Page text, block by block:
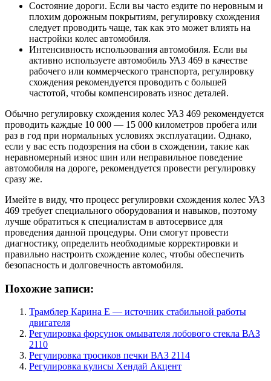
Состояние дороги. Если вы часто ездите по неровным и
плохим дорожным покрытиям, регулировку схождения
следует проводить чаще, так как это может влиять на
настройки колес автомобиля.
Интенсивность использования автомобиля. Если вы
активно используете автомобиль УАЗ 469 в качестве
рабочего или коммерческого транспорта, регулировку
схождения рекомендуется проводить с большей
частотой, чтобы компенсировать износ деталей.
Обычно регулировку схождения колес УАЗ 469 рекомендуется
проводить каждые 10 000 — 15 000 километров пробега или
раз в год при нормальных условиях эксплуатации. Однако,
если у вас есть подозрения на сбои в схождении, такие как
неравномерный износ шин или неправильное поведение
автомобиля на дороге, рекомендуется провести регулировку
сразу же.
Имейте в виду, что процесс регулировки схождения колес УАЗ
469 требует специального оборудования и навыков, поэтому
лучше обратиться к специалистам в автосервисе для
проведения данной процедуры. Они смогут провести
диагностику, определить необходимые корректировки и
правильно настроить схождение колес, чтобы обеспечить
безопасность и долговечность автомобиля.
Похожие записи:
Трамблер Карина Е — источник стабильной работы
двигателя
Регулировка форсунок омывателя лобового стекла ВАЗ
2110
Регулировка тросиков печки ВАЗ 2114
Регулировка кулисы Хендай Акцент